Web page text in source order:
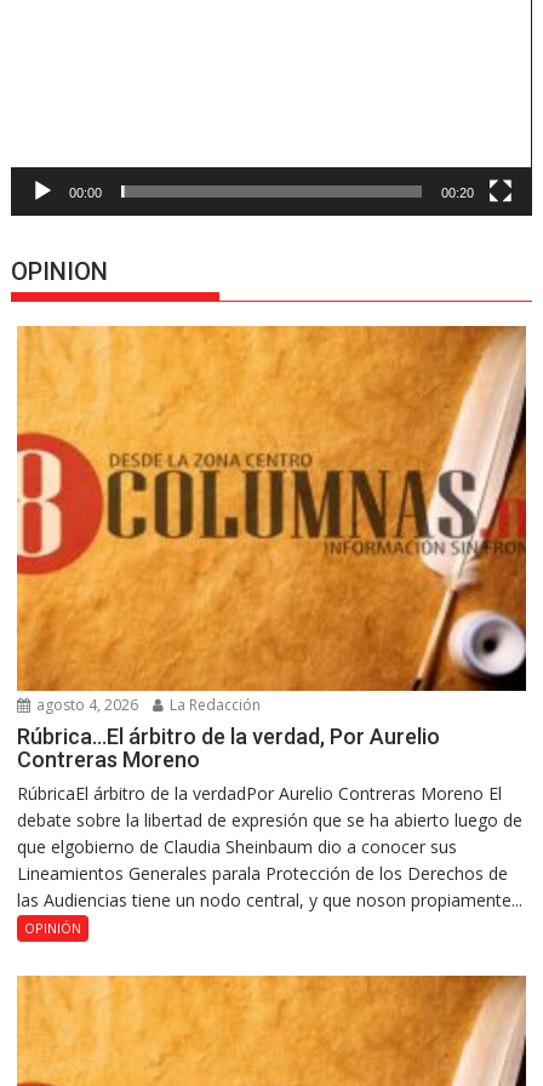
00:00 00:20
OPINION
agosto 4, 2026 La Redacción
Rúbrica…El árbitro de la verdad, Por Aurelio
Contreras Moreno
RúbricaEl árbitro de la verdadPor Aurelio Contreras Moreno El
debate sobre la libertad de expresión que se ha abierto luego de
que elgobierno de Claudia Sheinbaum dio a conocer sus
Lineamientos Generales parala Protección de los Derechos de
las Audiencias tiene un nodo central, y que noson propiamente...
OPINIÓN